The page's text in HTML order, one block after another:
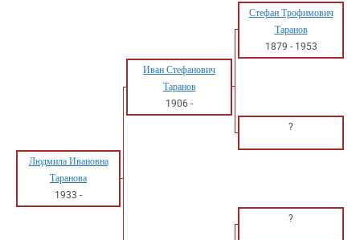
Стефан Трофимович
Таранов
1879 - 1953
Иван Стефанович
Таранов
1906 -
?
Людмила Ивановна
Таранова
1933 -
?